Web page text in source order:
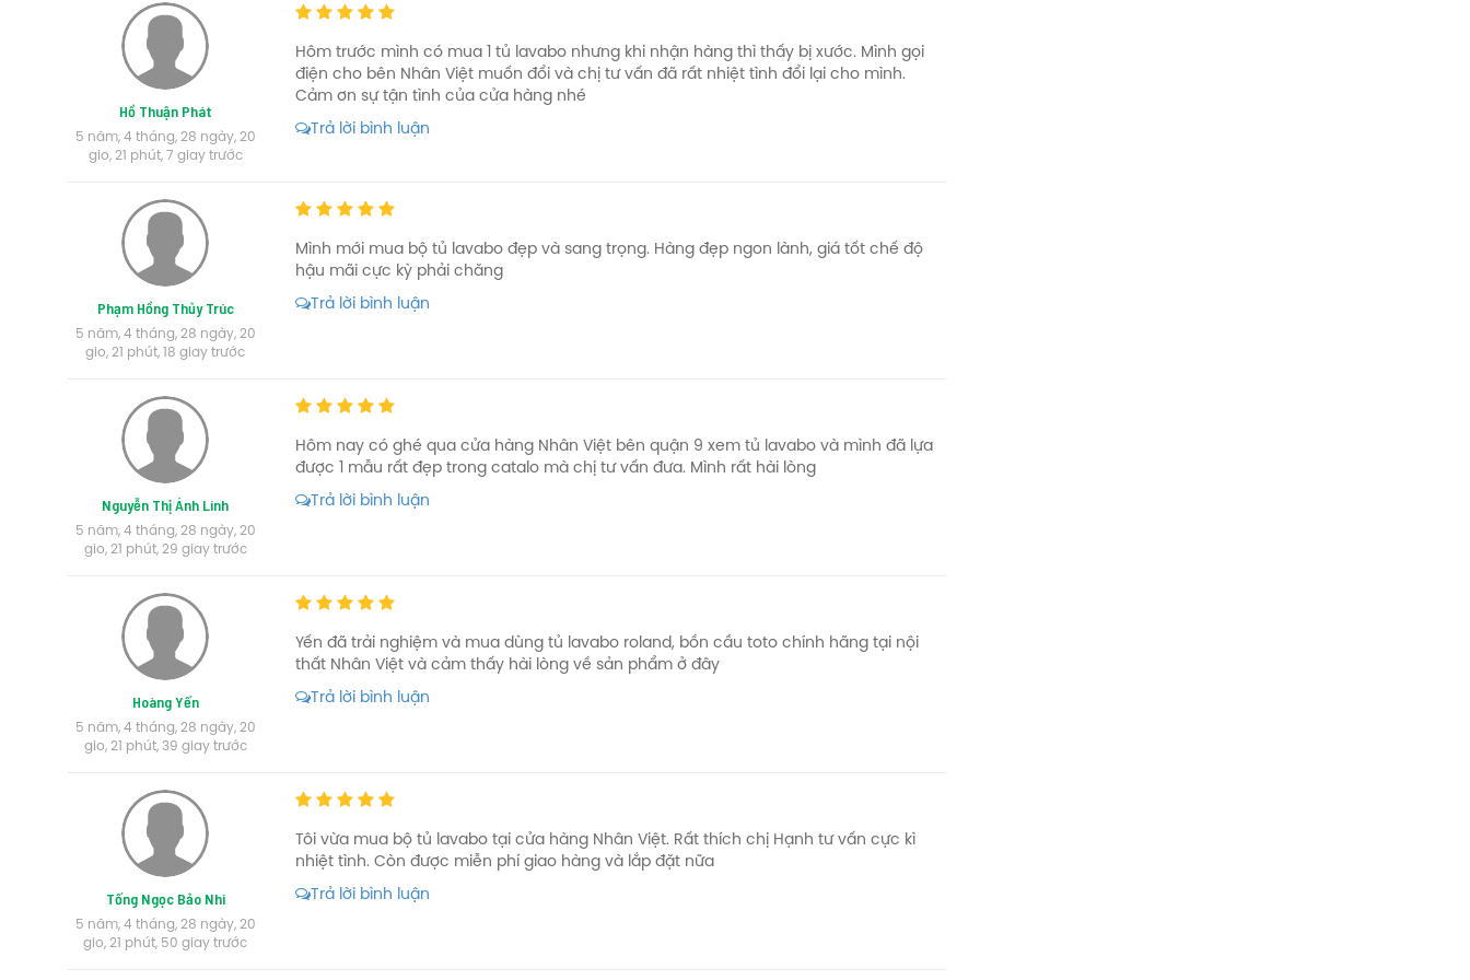
Điện thoại: 0909 866 393
Email: nhanviet.vlxd@gmail.com
Nội thất Nhân Việt sẵn sàng phục vụ khách hàng! Xin chân thành cảm ơn!
Bạn có thể tham khảo thêm các dòng tủ lavabo
Hồ Thuận Phát
5 năm, 4 tháng, 28 ngày, 20
gio, 21 phút, 7 giay trước
Hôm trước mình có mua 1 tủ lavabo nhưng khi nhận hàng thì thấy bị xước. Mình gọi
điện cho bên Nhân Việt muốn đổi và chị tư vấn đã rất nhiệt tình đổi lại cho mình.
Cảm ơn sự tận tình của cửa hàng nhé
Trả lời bình luận
Phạm Hồng Thủy Trúc
5 năm, 4 tháng, 28 ngày, 20
gio, 21 phút, 18 giay trước
Mình mới mua bộ tủ lavabo đẹp và sang trọng. Hàng đẹp ngon lành, giá tốt chế độ
hậu mãi cực kỳ phải chăng
Trả lời bình luận
Nguyễn Thị Ánh Linh
5 năm, 4 tháng, 28 ngày, 20
gio, 21 phút, 29 giay trước
Hôm nay có ghé qua cửa hàng Nhân Việt bên quận 9 xem tủ lavabo và mình đã lựa
được 1 mẫu rất đẹp trong catalo mà chị tư vấn đưa. Mình rất hài lòng
Trả lời bình luận
Hoàng Yến
5 năm, 4 tháng, 28 ngày, 20
gio, 21 phút, 39 giay trước
Yến đã trải nghiệm và mua dùng tủ lavabo roland, bồn cầu toto chính hãng tại nội
thất Nhân Việt và cảm thấy hài lòng về sản phẩm ở đây
Trả lời bình luận
Tống Ngọc Bảo Nhi
5 năm, 4 tháng, 28 ngày, 20
gio, 21 phút, 50 giay trước
Tôi vừa mua bộ tủ lavabo tại cửa hàng Nhân Việt. Rất thích chị Hạnh tư vấn cực kì
nhiệt tình. Còn được miễn phí giao hàng và lắp đặt nữa
Trả lời bình luận